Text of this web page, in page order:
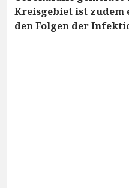
Kreisgebiet ist zudem
den Folgen der